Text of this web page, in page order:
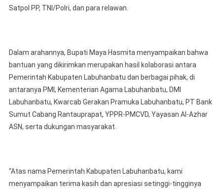
Satpol PP, TNI/Polri, dan para relawan.
Dalam arahannya, Bupati Maya Hasmita menyampaikan bahwa
bantuan yang dikirimkan merupakan hasil kolaborasi antara
Pemerintah Kabupaten Labuhanbatu dan berbagai pihak, di
antaranya PMI, Kementerian Agama Labuhanbatu, DMI
Labuhanbatu, Kwarcab Gerakan Pramuka Labuhanbatu, PT Bank
Sumut Cabang Rantauprapat, YPPR-PMCVD, Yayasan Al-Azhar
ASN, serta dukungan masyarakat.
“Atas nama Pemerintah Kabupaten Labuhanbatu, kami
menyampaikan terima kasih dan apresiasi setinggi-tingginya